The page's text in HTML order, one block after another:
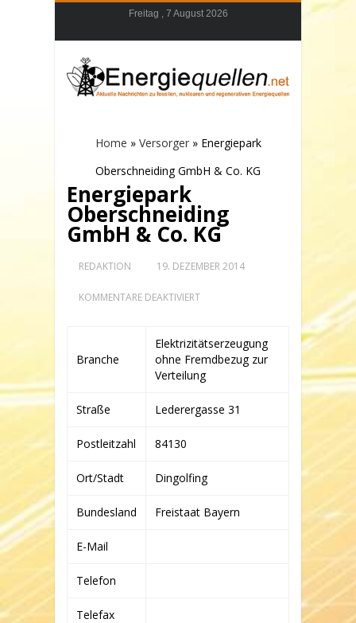
Freitag , 7 August 2026
Home » Versorger» Energiepark
Oberschneiding GmbH & Co. KG
Energiepark
Oberschneiding
GmbH & Co. KG
REDAKTION 19. DEZEMBER 2014
KOMMENTARE DEAKTIVIERTFÜR
&
CO.
KG
Branche
Elektrizitätserzeugung
ohne Fremdbezug zur
Verteilung
Straße Lederergasse 31
Postleitzahl 84130
Ort/Stadt Dingolfing
Bundesland Freistaat Bayern
E-Mail
Telefon
Telefax